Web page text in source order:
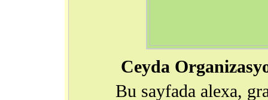
Ceyda
Bu sayfada alexa,